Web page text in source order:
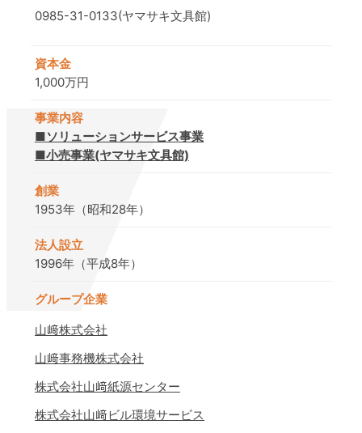
0985-31-0133(ヤマサキ文具館)
資本金
1,000万円
事業内容
■ソリューションサービス事業
■小売事業(ヤマサキ文具館)
創業
1953年（昭和28年）
法人設立
1996年（平成8年）
グループ企業
山﨑株式会社
山﨑事務機株式会社
株式会社山﨑紙源センター
株式会社山﨑ビル環境サービス